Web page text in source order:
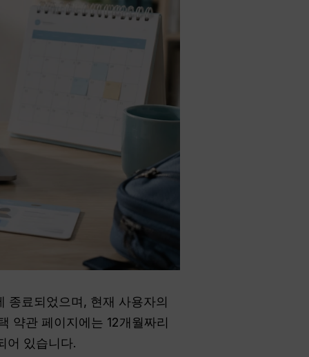
종료되었으며, 현재 사용자의
약관 페이지에는 12개월짜리
어 있습니다.